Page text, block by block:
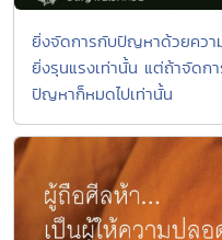
ยิ่งจัดการกับปัญหาด้วยควา
ยิ่งรุนแรงเท่านั้น แต่ถ้าจัด
ปัญหาก็หมดไปเท่านั้น